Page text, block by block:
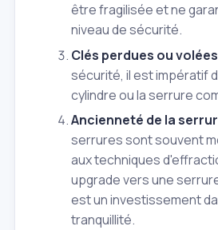
être fragilisée et ne
niveau de sécurité.
Clés perdues ou volées
sécurité, il est impératif
cylindre ou la serrure
Ancienneté de la
serrures sont souvent
aux techniques
upgrade vers une
est un investissement
tranquillité.